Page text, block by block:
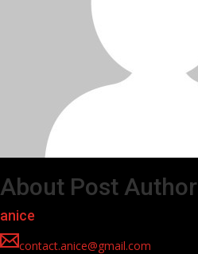
About Post Author
anice
contact.anice@gmail.com